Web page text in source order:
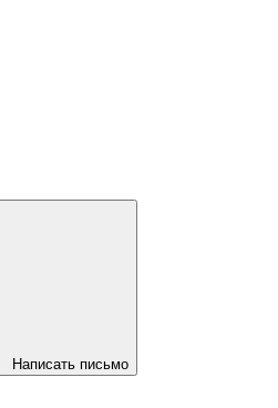
Написать письмо